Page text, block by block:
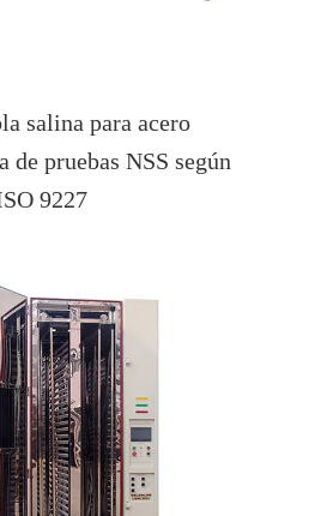
salina para acero
de pruebas NSS según
9227